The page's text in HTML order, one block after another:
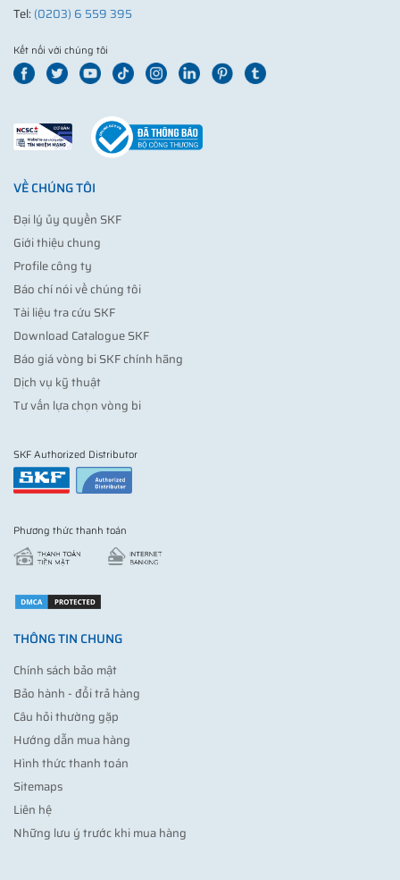
Tel: (0203) 6 559 395
Kết nối với chúng tôi
VỀ CHÚNG TÔI
Đại lý ủy quyền SKF
Giới thiệu chung
Profile công ty
Báo chí nói về chúng tôi
Tài liệu tra cứu SKF
Download Catalogue SKF
Báo giá vòng bi SKF chính hãng
Dịch vụ kỹ thuật
Tư vấn lựa chọn vòng bi
SKF Authorized Distributor
Phương thức thanh toán
THÔNG TIN CHUNG
Chính sách bảo mật
Bảo hành - đổi trả hàng
Câu hỏi thường gặp
Hướng dẫn mua hàng
Hình thức thanh toán
Sitemaps
Liên hệ
Những lưu ý trước khi mua hàng